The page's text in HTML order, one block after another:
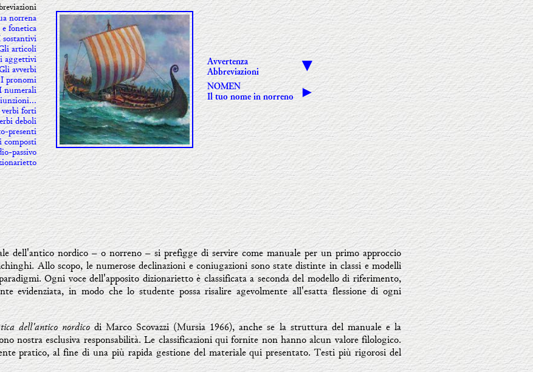
norrena
fonetica
sostantivi
articoli
aggettivi
avverbi
I pronomi
numerali
forti
deboli
presenti
composti
passivo
Avvertenza
Abbreviazioni
▼
NOMEN
Il tuo nome in norreno
►
dell'antico nordico – o norreno – si prefigge di servire come manuale per un primo approccio
Allo scopo, le numerose declinazioni e coniugazioni sono state distinte in classi e modelli
Ogni voce dell'apposito dizionarietto è classificata a seconda del modello di riferimento,
evidenziata, in modo che lo studente possa risalire agevolmente all'esatta flessione di ogni
dell'antico nordicodi Marco Scovazzi (Mursia 1966), anche se la struttura del manuale e la
nostra esclusiva responsabilità. Le classificazioni qui fornite non hanno alcun valore filologico.
pratico, al fine di una più rapida gestione del materiale qui presentato. Testi più rigorosi del